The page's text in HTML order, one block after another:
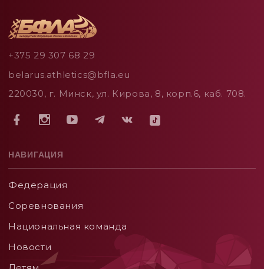
+375 29 307 68 29
belarus.athletics@bfla.eu
220030, г. Минск, ул. Кирова, 8, корп.6, каб. 708.
НАВИГАЦИЯ
Федерация
Соревнования
Национальная команда
Новости